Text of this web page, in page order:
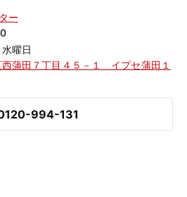
ー
曜日
蒲田７丁目４５－１ イプセ蒲田１
994-131